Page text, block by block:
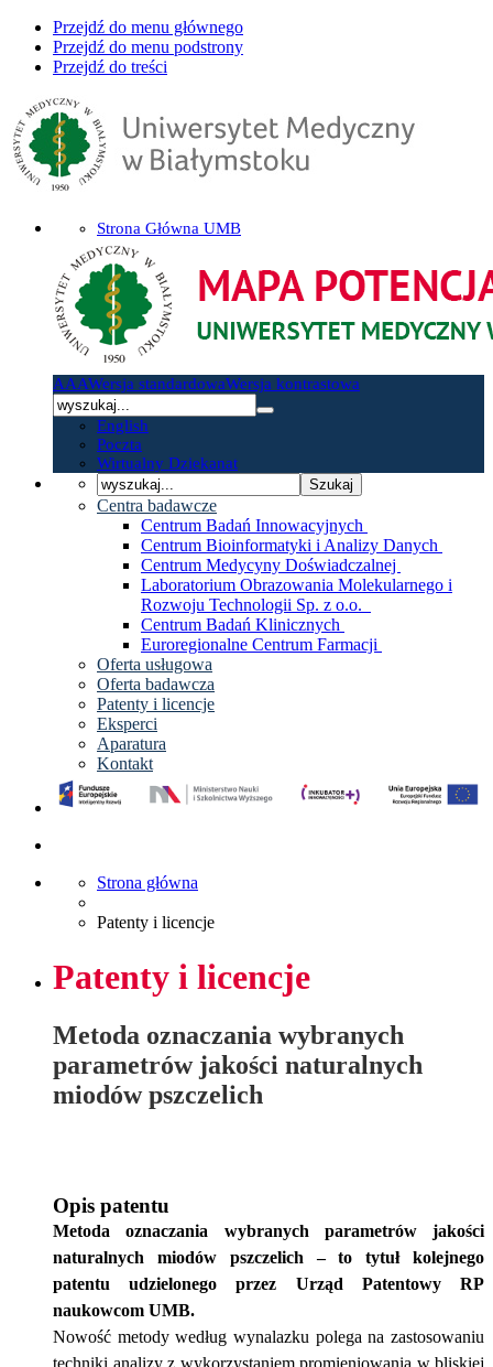
Przejdź do menu głównego
Przejdź do menu podstrony
Przejdź do treści
Strona Główna UMB
AAAWersja standardowaWersja kontrastowa
English
Poczta
Wirtualny Dziekanat
Szukaj
Centra badawcze
Centrum Badań Innowacyjnych
Centrum Bioinformatyki i Analizy Danych
Centrum Medycyny Doświadczalnej
Laboratorium Obrazowania Molekularnego i
Rozwoju Technologii Sp. z o.o.
Centrum Badań Klinicznych
Euroregionalne Centrum Farmacji
Oferta usługowa
Oferta badawcza
Patenty i licencje
Eksperci
Aparatura
Kontakt
Strona główna
Patenty i licencje
Patenty i licencje
Metoda oznaczania wybranych
parametrów jakości naturalnych
miodów pszczelich
Opis patentu
Metoda oznaczania wybranych parametrów jakości
naturalnych miodów pszczelich – to tytuł kolejnego
patentu udzielonego przez Urząd Patentowy RP
naukowcom UMB.
Nowość metody według wynalazku polega na zastosowaniu
techniki analizy z wykorzystaniem promieniowania w bliskiej